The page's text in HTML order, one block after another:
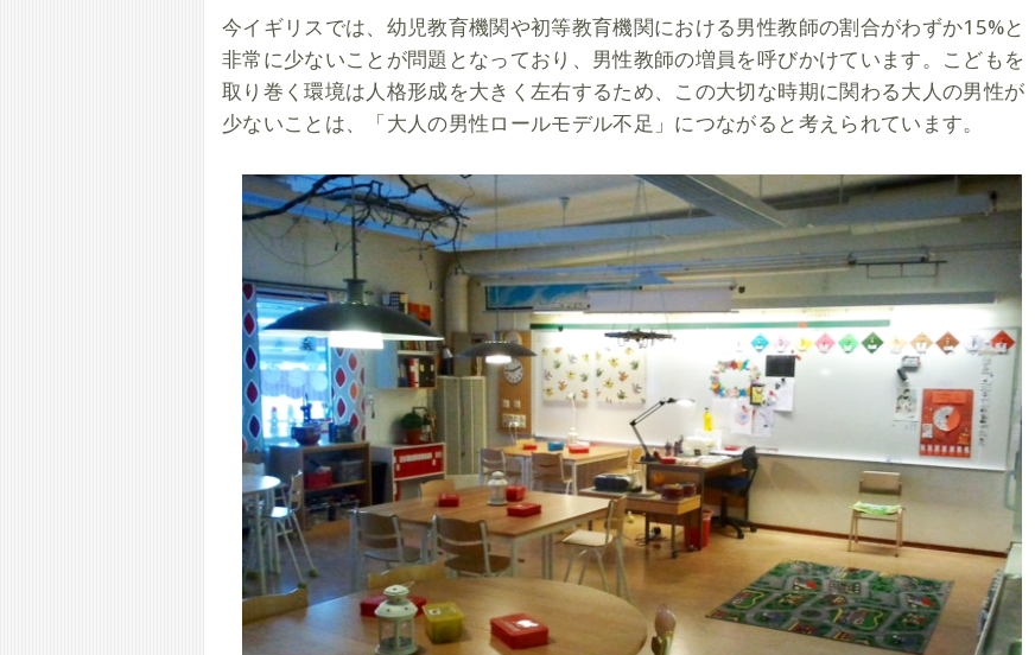
今イギリスでは、幼児教育機関や初等教育機関における男性教師の割合がわずか15%と
非常に少ないことが問題となっており、男性教師の増員を呼びかけています。こどもを
取り巻く環境は人格形成を大きく左右するため、この大切な時期に関わる大人の男性が
少ないことは、「大人の男性ロールモデル不足」につながると考えられています。